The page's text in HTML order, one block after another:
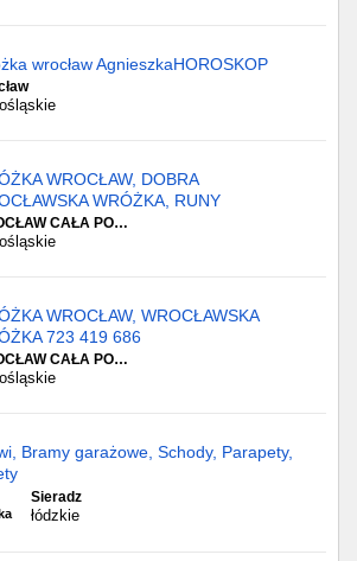
wrocław AgnieszkaHOROSKOP
WROCŁAW, DOBRA
WRÓŻKA, RUNY
CAŁA PO…
WROCŁAW, WROCŁAWSKA
723 419 686
CAŁA PO…
Bramy garażowe, Schody, Parapety,
Sieradz
łódzkie